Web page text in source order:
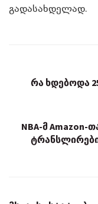
გადასახდელად.
რა ხდებოდა
NBA-მ Amazon-